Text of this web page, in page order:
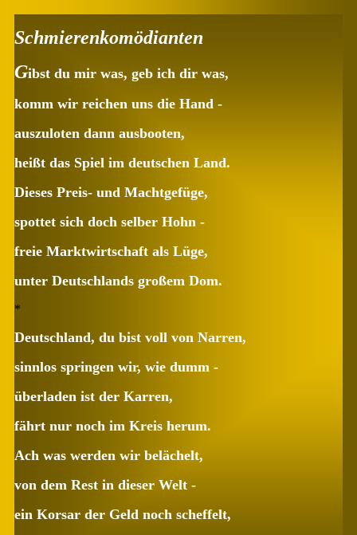
Schmierenkomödianten
Gibst du mir was, geb ich dir was,
komm wir reichen uns die Hand -
auszuloten dann ausbooten,
heißt das Spiel im deutschen Land.
Dieses Preis- und Machtgefüge,
spottet sich doch selber Hohn -
freie Marktwirtschaft als Lüge,
unter Deutschlands großem Dom.
*
Deutschland, du bist voll von Narren,
sinnlos springen wir, wie dumm -
überladen ist der Karren,
fährt nur noch im Kreis herum.
Ach was werden wir belächelt,
von dem Rest in dieser Welt -
ein Korsar der Geld noch scheffelt,